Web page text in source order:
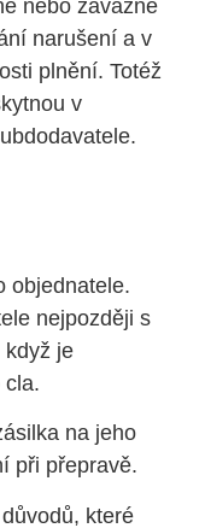
nebo závažné
narušení a v
plnění. Totéž
v
objednatele.
nejpozději s
když je
cla.
na jeho
při přepravě.
které